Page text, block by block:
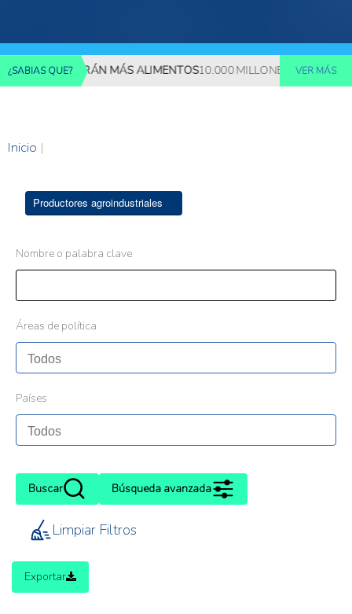
¿SABIAS QUE?
REQUERIRÁN MÁS ALIMENTOS10.000 MILLONES DE PERSONAS
VER MÁS
Inicio |
Productores agroindustriales
Nombre o palabra clave
Áreas de política
Países
Buscar Búsqueda avanzada
Limpiar Filtros
Exportar